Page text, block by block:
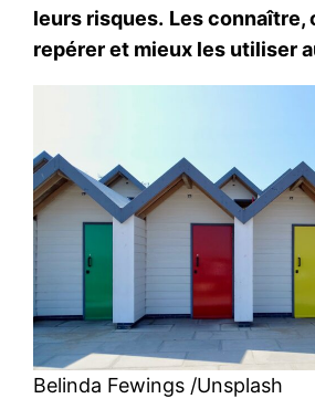
leurs risques. Les connaître,
repérer et mieux les utiliser
Belinda Fewings /Unsplash